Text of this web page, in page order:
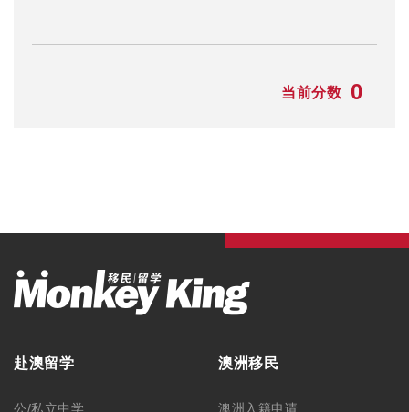
当前分数 0
赴澳留学
公/私立中学
澳洲移民
澳洲入籍申请